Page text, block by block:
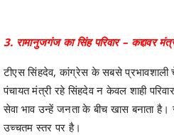
3. रामानुजगंज का सिंह परिवार – कद्दावर
टीएस सिंहदेव, कांग्रेस के सबसे
पंचायत मंत्री रहे सिंहदेव न केवल शाही
सेवा भाव उन्हें जनता के बीच खास बनाता है।
उच्चतम स्तर पर है।